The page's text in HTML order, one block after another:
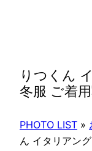
りつくん
冬服 ご着
PHOTO LIST »
ん イタリアン